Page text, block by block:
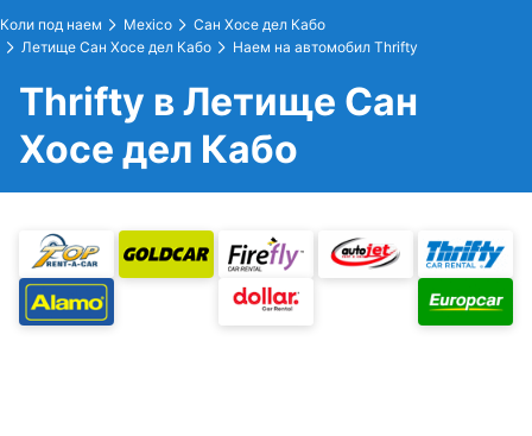
Коли под наем Mexico
Сан Хосе дел Кабо
Летище Сан Хосе дел Кабо
Наем на автомобил Thrifty
Thrifty в Летище Сан
Хосе дел Кабо